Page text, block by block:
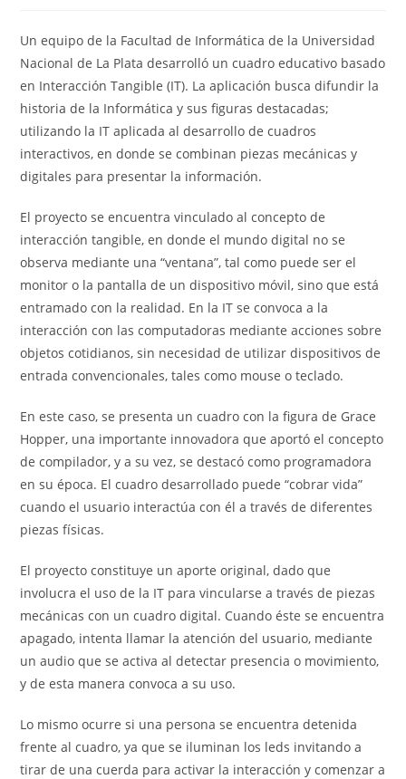
entrada:
Un equipo de la Facultad de Informática de la Universidad
Nacional de La Plata desarrolló un cuadro educativo basado
en Interacción Tangible (IT). La aplicación busca difundir la
historia de la Informática y sus figuras destacadas;
utilizando la IT aplicada al desarrollo de cuadros
interactivos, en donde se combinan piezas mecánicas y
digitales para presentar la información.
El proyecto se encuentra vinculado al concepto de
interacción tangible, en donde el mundo digital no se
observa mediante una “ventana”, tal como puede ser el
monitor o la pantalla de un dispositivo móvil, sino que está
entramado con la realidad. En la IT se convoca a la
interacción con las computadoras mediante acciones sobre
objetos cotidianos, sin necesidad de utilizar dispositivos de
entrada convencionales, tales como mouse o teclado.
En este caso, se presenta un cuadro con la figura de Grace
Hopper, una importante innovadora que aportó el concepto
de compilador, y a su vez, se destacó como programadora
en su época. El cuadro desarrollado puede “cobrar vida”
cuando el usuario interactúa con él a través de diferentes
piezas físicas.
El proyecto constituye un aporte original, dado que
involucra el uso de la IT para vincularse a través de piezas
mecánicas con un cuadro digital. Cuando éste se encuentra
apagado, intenta llamar la atención del usuario, mediante
un audio que se activa al detectar presencia o movimiento,
y de esta manera convoca a su uso.
Lo mismo ocurre si una persona se encuentra detenida
frente al cuadro, ya que se iluminan los leds invitando a
tirar de una cuerda para activar la interacción y comenzar a